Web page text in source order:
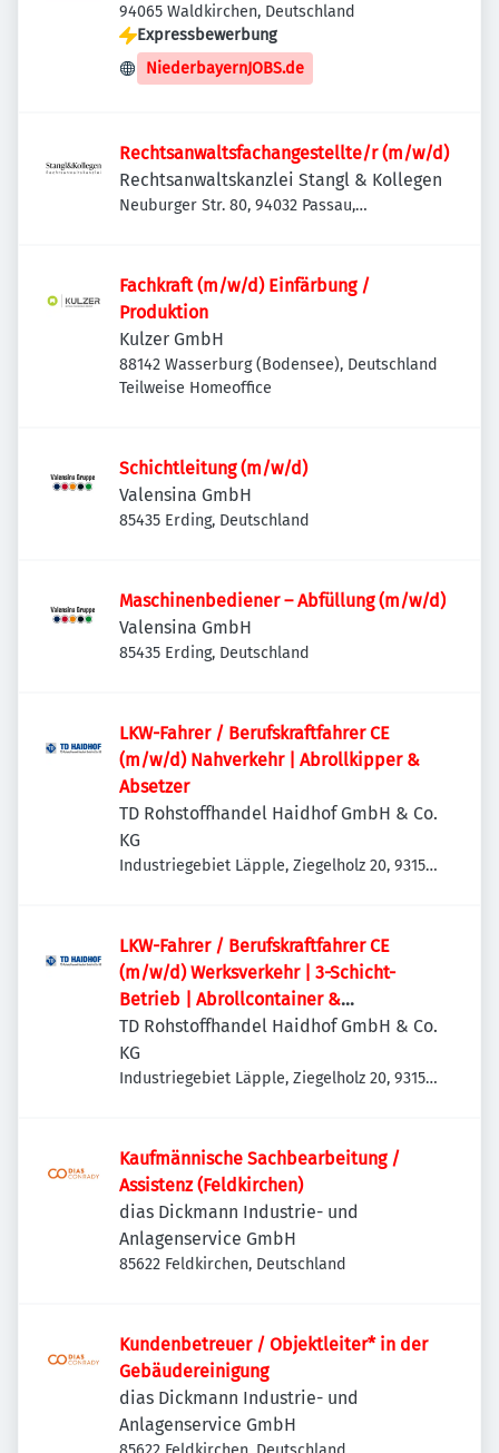
94065 Waldkirchen, Deutschland
Expressbewerbung
NiederbayernJOBS.de
Rechtsanwaltsfachangestellte/r (m/w/d)
Rechtsanwaltskanzlei Stangl & Kollegen
Neuburger Str. 80, 94032 Passau,
Fachkraft (m/w/d) Einfärbung /
Produktion
Kulzer GmbH
88142 Wasserburg (Bodensee), Deutschland
Teilweise Homeoffice
Schichtleitung (m/w/d)
Valensina GmbH
85435 Erding, Deutschland
Maschinenbediener – Abfüllung (m/w/d)
Valensina GmbH
85435 Erding, Deutschland
LKW-Fahrer / Berufskraftfahrer CE
(m/w/d) Nahverkehr | Abrollkipper &
Absetzer
TD Rohstoffhandel Haidhof GmbH & Co.
KG
Industriegebiet Läpple, Ziegelholz 20, 93158
LKW-Fahrer / Berufskraftfahrer CE
(m/w/d) Werksverkehr | 3-Schicht-
Betrieb | Abrollcontainer &
Absetzmulden
TD Rohstoffhandel Haidhof GmbH & Co.
KG
Industriegebiet Läpple, Ziegelholz 20, 93158
Kaufmännische Sachbearbeitung /
Assistenz (Feldkirchen)
dias Dickmann Industrie- und
Anlagenservice GmbH
85622 Feldkirchen, Deutschland
Kundenbetreuer / Objektleiter* in der
Gebäudereinigung
dias Dickmann Industrie- und
Anlagenservice GmbH